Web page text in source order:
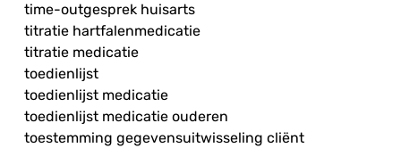
time-outgesprek huisarts
titratie hartfalenmedicatie
titratie medicatie
toedienlijst
toedienlijst medicatie
toedienlijst medicatie ouderen
toestemming gegevensuitwisseling cliënt